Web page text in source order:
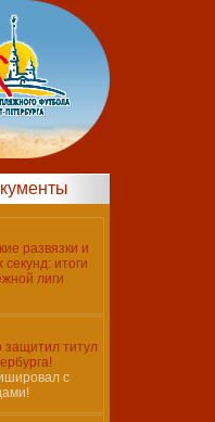
развязки и
итоги
лиги
титул
с